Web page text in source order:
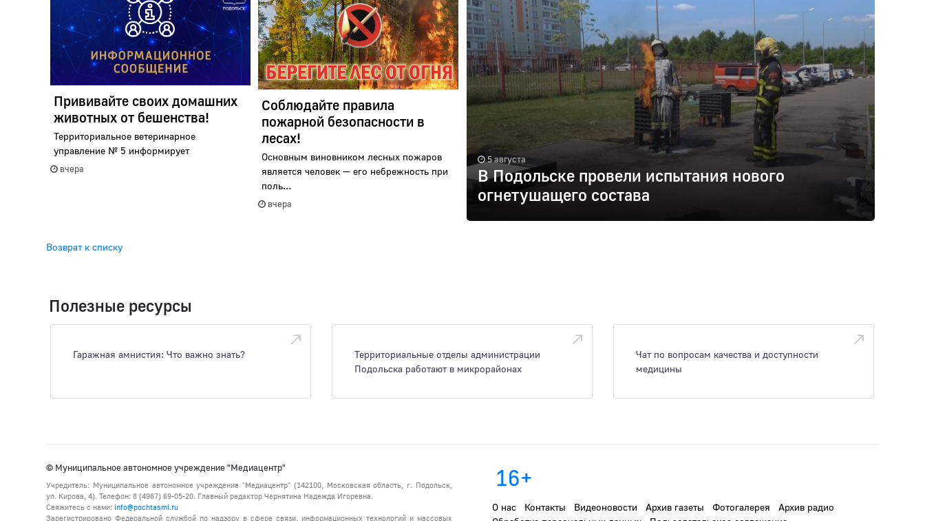
Прививайте своих домашних
животных от бешенства!
Территориальное ветеринарное
управление № 5 информирует
вчера
Соблюдайте правила
пожарной безопасности в
лесах!
Основным виновником лесных пожаров
является человек — его небрежность при
поль...
вчера
5 августа
В Подольске провели испытания нового
огнетушащего состава
Возврат к списку
Полезные ресурсы
Гаражная амнистия: Что важно знать?
Территориальные отделы администрации
Подольска работают в микрорайонах
Чат по вопросам качества и доступности
медицины
© Муниципальное автономное учреждение "Медиацентр"
Учредитель: Муниципальное автономное учреждение "Медиацентр" (142100, Московская область, г. Подольск,
ул. Кирова, 4). Телефон: 8 (4967) 69-05-20. Главный редактор Чернятина Надежда Игоревна.
Свяжитесь с нами: info@pochtasmi.ru
Зарегистрировано Федеральной службой по надзору в сфере связи, информационных технологий и массовых
16+
О нас Контакты Видеоновости Архив газеты Фотогалерея
Архив радио